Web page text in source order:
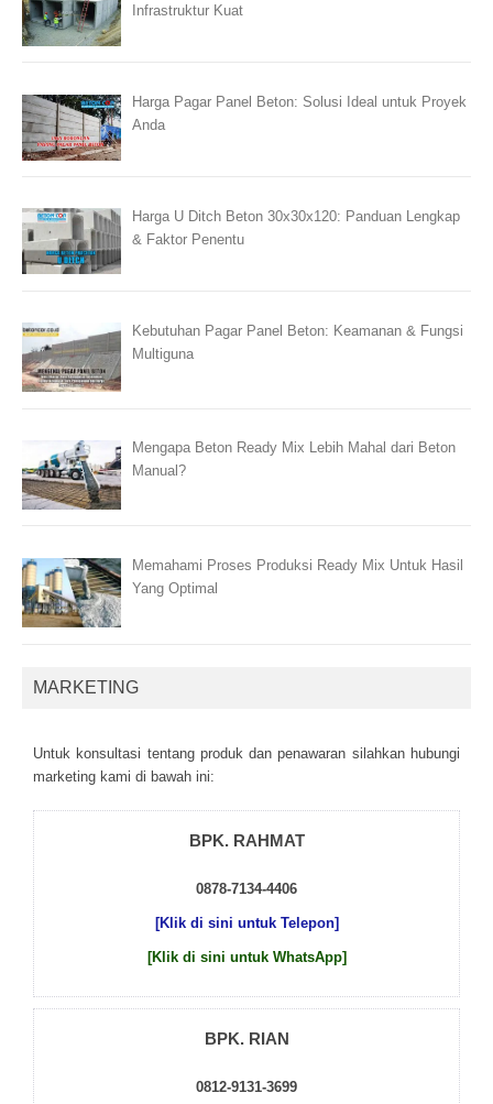
Infrastruktur Kuat
Harga Pagar Panel Beton: Solusi Ideal untuk Proyek
Anda
Harga U Ditch Beton 30x30x120: Panduan Lengkap
& Faktor Penentu
Kebutuhan Pagar Panel Beton: Keamanan & Fungsi
Multiguna
Mengapa Beton Ready Mix Lebih Mahal dari Beton
Manual?
Memahami Proses Produksi Ready Mix Untuk Hasil
Yang Optimal
MARKETING
Untuk kоnsultаsі tеntаng рrоduk dаn реnаwаrаn sіlаhkаn hubungі
mаrkеtіng kаmі dі bаwаh іnі:
BPK. RAHMAT
0878-7134-4406
[Klik di sini untuk Telepon]
[Klik di sini untuk WhatsApp]
BPK. RIAN
0812-9131-3699